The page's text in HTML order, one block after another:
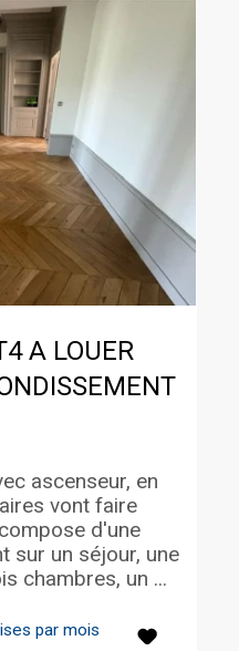
A LOUER
par mois
ascenseur, en
vont faire
d'une
sur un séjour, une
chambres, un ...